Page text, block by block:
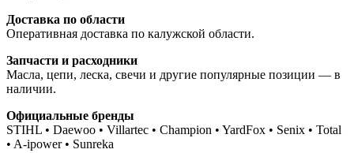
Доставка по области
Оперативная доставка по калужской области.
Запчасти и расходники
Масла, цепи, леска, свечи и другие популярные позиции — в
наличии.
Официальные бренды
STIHL • Daewoo • Villartec • Champion • YardFox • Senix • Total
• A-ipower • Sunreka